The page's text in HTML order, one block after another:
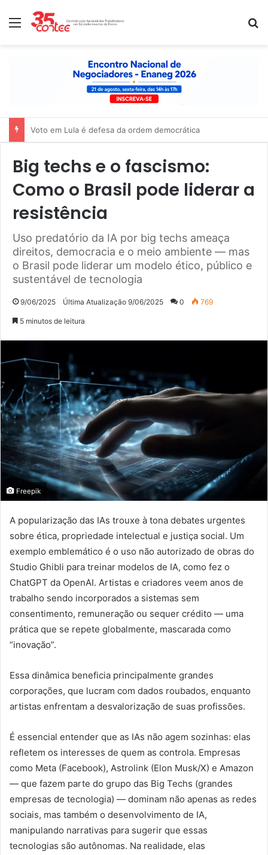
Menu
Nota de solidariedade ao povo venezuelano
Big techs e o fascismo:
Como o Brasil pode liderar a
resistência
Uso predatório da IA por big techs ameaça
direitos, democracia e o meio ambiente — mas
o Brasil pode liderar um modelo ético, público e
sustentável de tecnologia
9/06/2025 Última Atualização 9/06/2025 0 769
5 minutos de leitura
Freepik
A popularização das IAs trouxe à tona debates urgentes
sobre ética, propriedade intelectual e justiça social. Um
exemplo emblemático é o uso não autorizado de obras do
Studio Ghibli para treinar modelos de IA, como fez o
ChatGPT da OpenAI. Artistas e criadores veem anos de
trabalho sendo incorporados a sistemas sem
consentimento, remuneração ou sequer crédito — uma
prática que se repete globalmente, mascarada como
“inovação”.
Essa dinâmica beneficia principalmente grandes
corporações, que lucram com dados roubados, enquanto
artistas enfrentam a desvalorização de suas profissões.
É essencial entender que as IAs não agem sozinhas: elas
refletem os interesses de quem as controla. Empresas
como Meta (Facebook), Astrolink (Elon Musk/X) e Amazon
— que fazem parte do grupo das Big Techs (grandes
empresas de tecnologia) — dominam não apenas as redes
sociais, mas também o desenvolvimento de IA,
manipulando narrativas para sugerir que essas
tecnologias são autônomas. Na realidade, elas